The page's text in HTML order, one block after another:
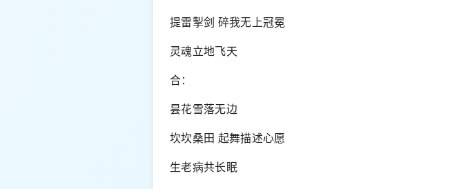
提雷掣剑 碎我无上冠冕
灵魂立地飞天
合：
昙花雪落无边
坎坎桑田 起舞描述心愿
生老病共长眠